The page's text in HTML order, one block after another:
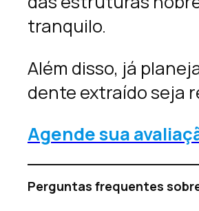
tranquilo.
Além disso, já
dente extraído seja
Agende sua
Perguntas frequentes